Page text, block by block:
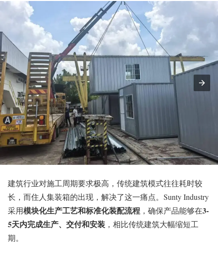
建筑行业对施工周期要求极高，传统建筑模式往往耗时较
长，而住人集装箱的出现，解决了这一痛点。Sunty Industry
采用模块化生产工艺和标准化装配流程 ，确保产品能够在3-
5天内完成生产、交付和安装 ，相比传统建筑大幅缩短工
期。